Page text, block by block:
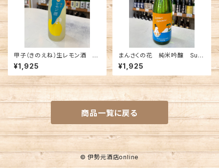
甲子（きのえね）生レモン酒 72
0ml
¥1,925
まんさくの花 純米吟醸 Sum
mer Snowman 720ml
¥1,925
商品一覧に戻る
© 伊勢元酒店online